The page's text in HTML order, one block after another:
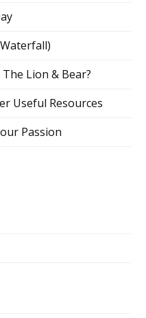
Lion & Bear?
Useful Resources
Passion